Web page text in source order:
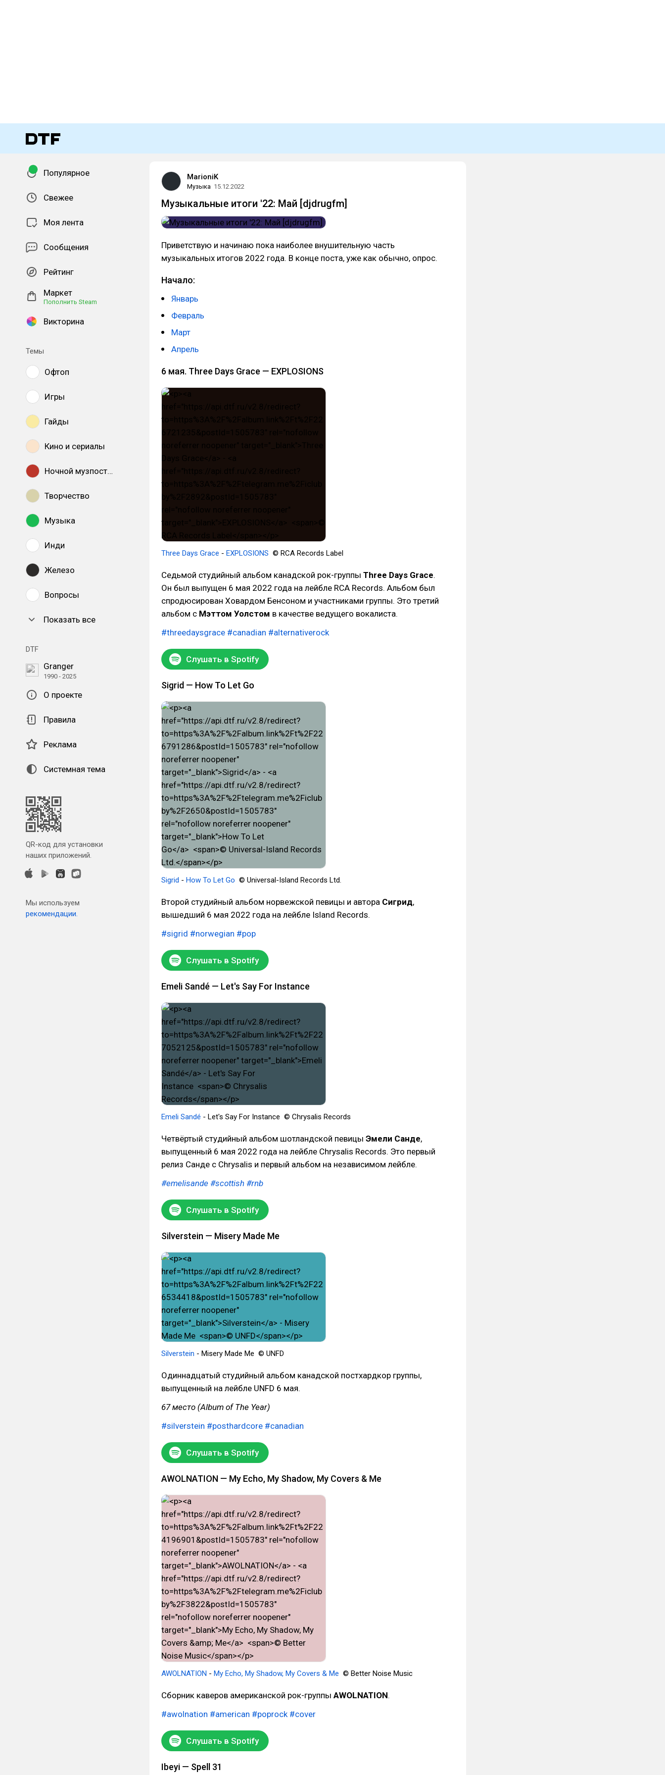
Популярное
Свежее
Моя лента
Сообщения
Рейтинг
Маркет
Пополнить Steam
Викторина
Темы
Офтоп
Игры
Гайды
Кино и сериалы
Ночной музпостинг
Творчество
Музыка
Инди
Железо
Вопросы
Показать все
DTF
Granger
1990 - 2025
О проекте
Правила
Реклама
Системная тема
QR-код для установки
наших приложений.
Мы используем
рекомендации.
MarioniK
Музыка 15.12.2022
Музыкальные итоги '22: Май [djdrugfm]
Приветствую и начинаю пока наиболее внушительную часть
музыкальных итогов 2022 года. В конце поста, уже как обычно, опрос.
Начало:
Январь
Февраль
Март
Апрель
6 мая. Three Days Grace — EXPLOSIONS
Three Days Grace - EXPLOSIONS © RCA Records Label
Седьмой студийный альбом канадской рок-группы Three Days Grace.
Он был выпущен 6 мая 2022 года на лейбле RCA Records. Альбом был
спродюсирован Ховардом Бенсоном и участниками группы. Это третий
альбом с Мэттом Уолстом в качестве ведущего вокалиста.
#threedaysgrace #canadian #alternativerock
Слушать в Spotify
Sigrid — How To Let Go
Sigrid - How To Let Go © Universal-Island Records Ltd.
Второй студийный альбом норвежской певицы и автора Сигрид,
вышедший 6 мая 2022 года на лейбле Island Records.
#sigrid #norwegian #pop
Слушать в Spotify
Emeli Sandé — Let's Say For Instance
Emeli Sandé - Let's Say For Instance © Chrysalis Records
Четвёртый студийный альбом шотландской певицы Эмели Санде,
выпущенный 6 мая 2022 года на лейбле Chrysalis Records. Это первый
релиз Санде с Chrysalis и первый альбом на независимом лейбле.
#emelisande #scottish #rnb
Слушать в Spotify
Silverstein — Misery Made Me
Silverstein - Misery Made Me © UNFD
Одиннадцатый студийный альбом канадской постхардкор группы,
выпущенный на лейбле UNFD 6 мая.
67 место (Album of The Year)
#silverstein #posthardcore #canadian
Слушать в Spotify
AWOLNATION — My Echo, My Shadow, My Covers & Me
AWOLNATION - My Echo, My Shadow, My Covers & Me © Better Noise Music
Сборник каверов американской рок-группы AWOLNATION.
#awolnation #american #poprock #cover
Слушать в Spotify
Ibeyi — Spell 31